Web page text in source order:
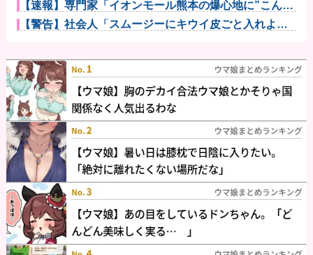
【速報】専門家「イオンモール熊本の爆心地に”こんな
もの”があ...
【警告】社会人「スムージーにキウイ皮ごと入れよ。